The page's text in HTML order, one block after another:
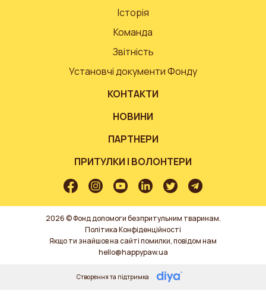
Історія
Команда
Звітність
Установчі документи Фонду
КОНТАКТИ
НОВИНИ
ПАРТНЕРИ
ПРИТУЛКИ І ВОЛОНТЕРИ
2026 © Фонд допомоги безпритульним тваринам.
Політика Конфіденційності
Якщо ти знайшов на сайті помилки, повідом нам
hello@happypaw.ua
Створення та підтримка